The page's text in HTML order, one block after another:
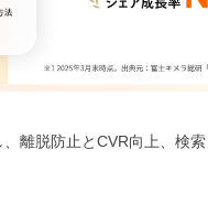
離脱防止とCVR向上、検